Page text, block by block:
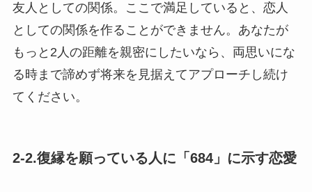
友人としての関係。ここで満足していると、恋人
としての関係を作ることができません。あなたが
もっと2人の距離を親密にしたいなら、両思いにな
る時まで諦めず将来を見据えてアプローチし続け
てください。
2-2.復縁を願っている人に「684」に示す恋愛